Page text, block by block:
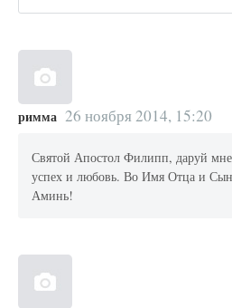
римма 26 ноября 2014, 15:20
Святой Апостол Филипп, даруй мне
успех и любовь. Во Имя Отца и
Аминь!